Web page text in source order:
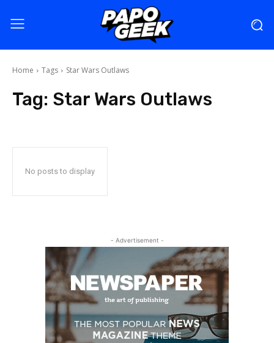
Home Tags Star Wars Outlaws
Tag: Star Wars Outlaws
No posts to display
- Advertisement -